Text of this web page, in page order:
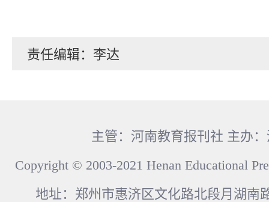
责任编辑：李达
主管：河南教育报刊社 主办
Copyright © 2003-2021 Henan Educational
地址：郑州市惠济区文化路北段月湖南